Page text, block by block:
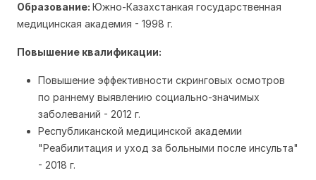
Образование: Южно-Казахстанкая государственная
медицинская академия - 1998 г.
Повышение квалификации:
Повышение эффективности скринговых осмотров
по раннему выявлению социально-значимых
заболеваний - 2012 г.
Республиканской медицинской академии
"Реабилитация и уход за больными после инсульта"
- 2018 г.